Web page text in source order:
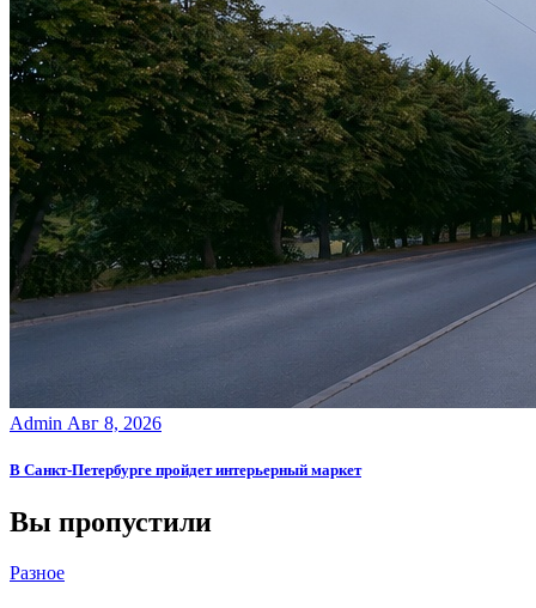
Admin Авг 8, 2026
В Санкт-Петербурге пройдет интерьерный маркет
Вы пропустили
Разное